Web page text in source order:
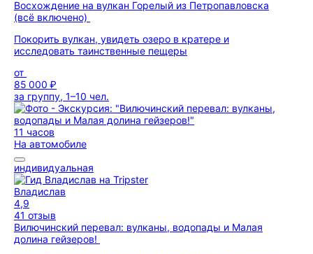
Восхождение на вулкан Горелый из Петропавловска
(всё включено)
Покорить вулкан, увидеть озеро в кратере и
исследовать таинственные пещеры
от
85 000 ₽
за группу, 1–10 чел.
11 часов
На автомобиле
индивидуальная
Владислав
4,9
41 отзыв
Вилючинский перевал: вулканы, водопады и Малая
долина гейзеров!